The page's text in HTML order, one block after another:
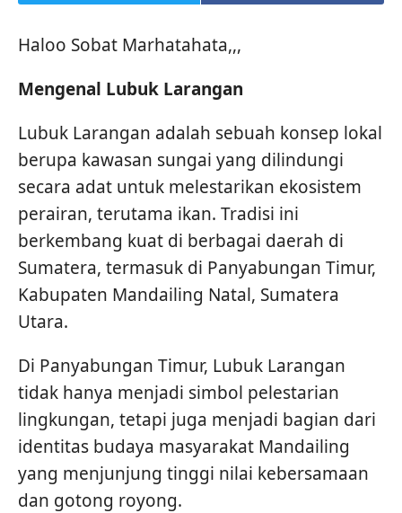
Haloo Sobat Marhatahata,,,
Mengenal Lubuk Larangan
Lubuk Larangan adalah sebuah konsep lokal
berupa kawasan sungai yang dilindungi
secara adat untuk melestarikan ekosistem
perairan, terutama ikan. Tradisi ini
berkembang kuat di berbagai daerah di
Sumatera, termasuk di Panyabungan Timur,
Kabupaten Mandailing Natal, Sumatera
Utara.
Di Panyabungan Timur, Lubuk Larangan
tidak hanya menjadi simbol pelestarian
lingkungan, tetapi juga menjadi bagian dari
identitas budaya masyarakat Mandailing
yang menjunjung tinggi nilai kebersamaan
dan gotong royong.